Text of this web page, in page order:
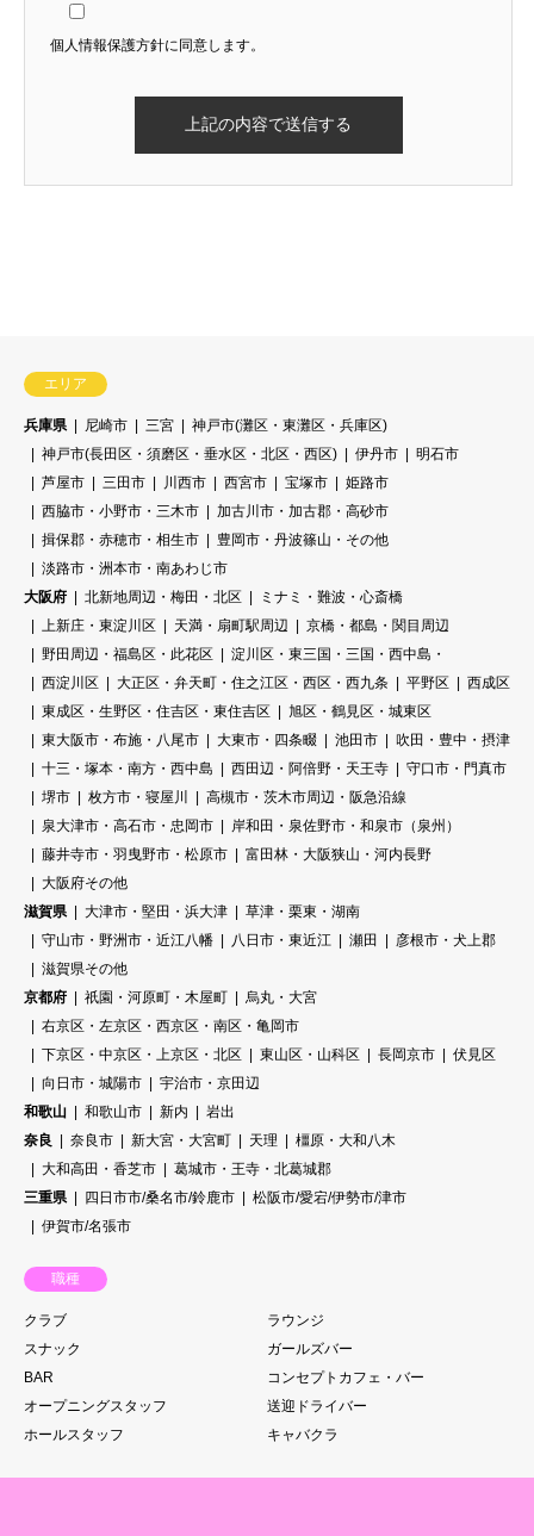
個人情報保護方針に同意します。
エリア
兵庫県 尼崎市 三宮
神戸市(灘区・東灘区・兵庫区)
神戸市(長田区・須磨区・垂水区・北区・西区)
伊丹市
明石市
芦屋市
三田市 川西市 西宮市 宝塚市
姫路市
西脇市・小野市・三木市
加古川市・加古郡・高砂市
揖保郡・赤穂市・相生市
豊岡市・丹波篠山・その他
淡路市・洲本市・南あわじ市
大阪府
北新地周辺・梅田・北区
ミナミ・難波・心斎橋
上新庄・東淀川区
天満・扇町駅周辺
京橋・都島・関目周辺
野田周辺・福島区・此花区
淀川区・東三国・三国・西中島・
西淀川区
大正区・弁天町・住之江区・西区・西九条 平野区
西成区
東成区・生野区・住吉区・東住吉区
旭区・鶴見区・城東区
東大阪市・布施・八尾市
大東市・四条畷 池田市
吹田・豊中・摂津
十三・塚本・南方・西中島
西田辺・阿倍野・天王寺
守口市・門真市
堺市
枚方市・寝屋川
高槻市・茨木市周辺・阪急沿線
泉大津市・高石市・忠岡市
岸和田・泉佐野市・和泉市（泉州）
藤井寺市・羽曳野市・松原市
富田林・大阪狭山・河内長野
大阪府その他
滋賀県
大津市・堅田・浜大津
草津・栗東・湖南
守山市・野洲市・近江八幡
八日市・東近江 瀬田
彦根市・犬上郡
滋賀県その他
京都府
祇園・河原町・木屋町
烏丸・大宮
右京区・左京区・西京区・南区・亀岡市
下京区・中京区・上京区・北区
東山区・山科区 長岡京市
伏見区
向日市・城陽市
宇治市・京田辺
和歌山
和歌山市 新内
岩出
奈良
奈良市 新大宮・大宮町 天理
橿原・大和八木
大和高田・香芝市
葛城市・王寺・北葛城郡
三重県
四日市市/桑名市/鈴鹿市
松阪市/愛宕/伊勢市/津市
伊賀市/名張市
職種
クラブ
ラウンジ
スナック
ガールズバー
BAR
コンセプトカフェ・バー
オープニングスタッフ
送迎ドライバー
ホールスタッフ
キャバクラ